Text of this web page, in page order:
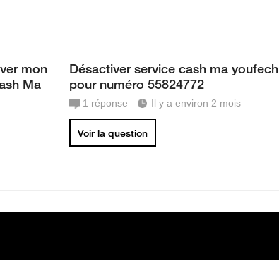
mon
Ma
Désactiver service cash ma youfech
pour numéro 55824772
1 réponse Il y a environ 2 mois
Voir la question